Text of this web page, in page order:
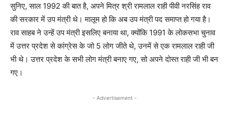
सुनिए, साल 1992 की बात है, अपने मित्र श्री रामलाल राही पीवी नरसिंह राव
की सरकार में उप मंत्री थे। मालूम हो कि अब उप मंत्री पद समाप्त हो गया है।
राव साहब ने उन्हें उप मंत्री इसलिए बनाया था, क्योंकि 1991 के लोकसभा चुनाव
में उत्तर प्रदेश से कांग्रेस के जो 5 लोग जीते थे, उनमें से एक रामलाल राही जी
भी थे। उत्तर प्रदेश के सभी लोग मंत्री बनाए गए, सो अपने दोस्त राही जी भी बन
गए।
- Advertisement -